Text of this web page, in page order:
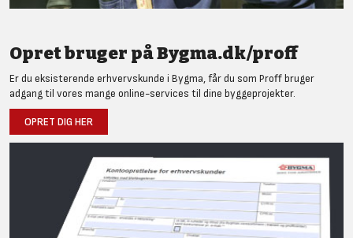
Opret bruger på Bygma.dk/proff
Er du eksisterende erhvervskunde i Bygma, får du som Proff bruger
adgang til vores mange online-services til dine byggeprojekter.
OPRET DIG HER